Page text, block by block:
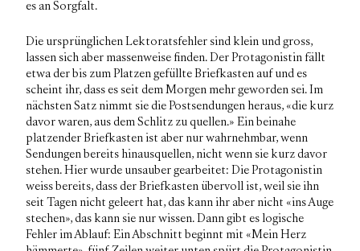
es an Sorgfalt.
Die ursprünglichen Lektoratsfehler sind klein und gross,
lassen sich aber massenweise finden. Der Protagonistin fällt
etwa der bis zum Platzen gefüllte Briefkasten auf und es
scheint ihr, dass es seit dem Morgen mehr geworden sei. Im
nächsten Satz nimmt sie die Postsendungen heraus, «die kurz
davor waren, aus dem Schlitz zu quellen.» Ein beinahe
platzender Briefkasten ist aber nur wahrnehmbar, wenn
Sendungen bereits hinausquellen, nicht wenn sie kurz davor
stehen. Hier wurde unsauber gearbeitet: Die Protagonistin
weiss bereits, dass der Briefkasten übervoll ist, weil sie ihn
seit Tagen nicht geleert hat, das kann ihr aber nicht «ins Auge
stechen», das kann sie nur wissen. Dann gibt es logische
Fehler im Ablauf: Ein Abschnitt beginnt mit «Mein Herz